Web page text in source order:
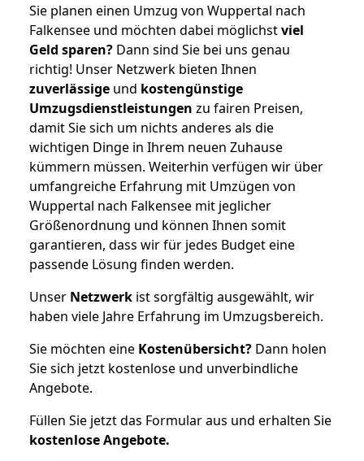
Sie planen einen Umzug von Wuppertal nach
Falkensee und möchten dabei möglichstviel
Geld sparen? Dann sind Sie bei uns genau
richtig! Unser Netzwerk bieten Ihnen
zuverlässige und kostengünstige
Umzugsdienstleistungen zu fairen Preisen,
damit Sie sich um nichts anderes als die
wichtigen Dinge in Ihrem neuen Zuhause
kümmern müssen. Weiterhin verfügen wir über
umfangreiche Erfahrung mit Umzügen von
Wuppertal nach Falkensee mit jeglicher
Größenordnung und können Ihnen somit
garantieren, dass wir für jedes Budget eine
passende Lösung finden werden.
Unser Netzwerk ist sorgfältig ausgewählt, wir
haben viele Jahre Erfahrung im Umzugsbereich.
Sie möchten eine Kostenübersicht? Dann holen
Sie sich jetzt kostenlose und unverbindliche
Angebote.
Füllen Sie jetzt das Formular aus und erhalten Sie
kostenloseAngebote.